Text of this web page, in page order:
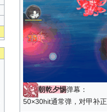
朝乾夕惕弹幕：
50×30hit通常弹，对甲补